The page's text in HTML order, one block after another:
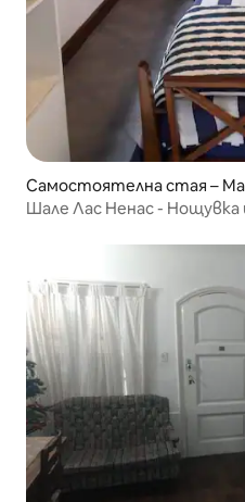
Самостоятелна стая –
Шале Лас Ненас - Нощувка